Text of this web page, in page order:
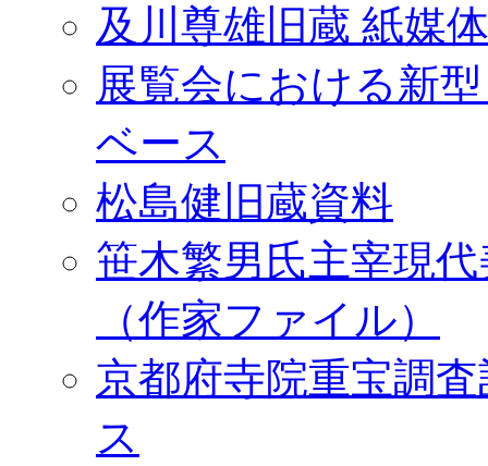
及川尊雄旧蔵 紙媒
展覧会における新
ベース
松島健旧蔵資料
笹木繁男氏主宰現
（作家ファイル）
京都府寺院重宝調
ス